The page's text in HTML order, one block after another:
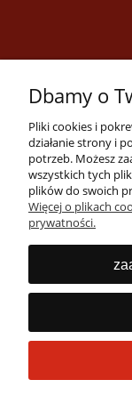
Dbamy o
Pliki cookies i
działanie strony i
potrzeb. Możesz
wszystkich tych
plików do swoich
Więcej o plikach
prywatności.